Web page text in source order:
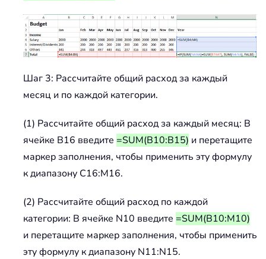
Шаг 3: Рассчитайте общий расход за каждый
месяц и по каждой категории.
(1) Рассчитайте общий расход за каждый месяц: В
ячейке B16 введите =SUM(B10:B15) и перетащите
маркер заполнения, чтобы применить эту формулу
к диапазону C16:M16.
(2) Рассчитайте общий расход по каждой
категории: В ячейке N10 введите =SUM(B10:M10)
и перетащите маркер заполнения, чтобы применить
эту формулу к диапазону N11:N15.